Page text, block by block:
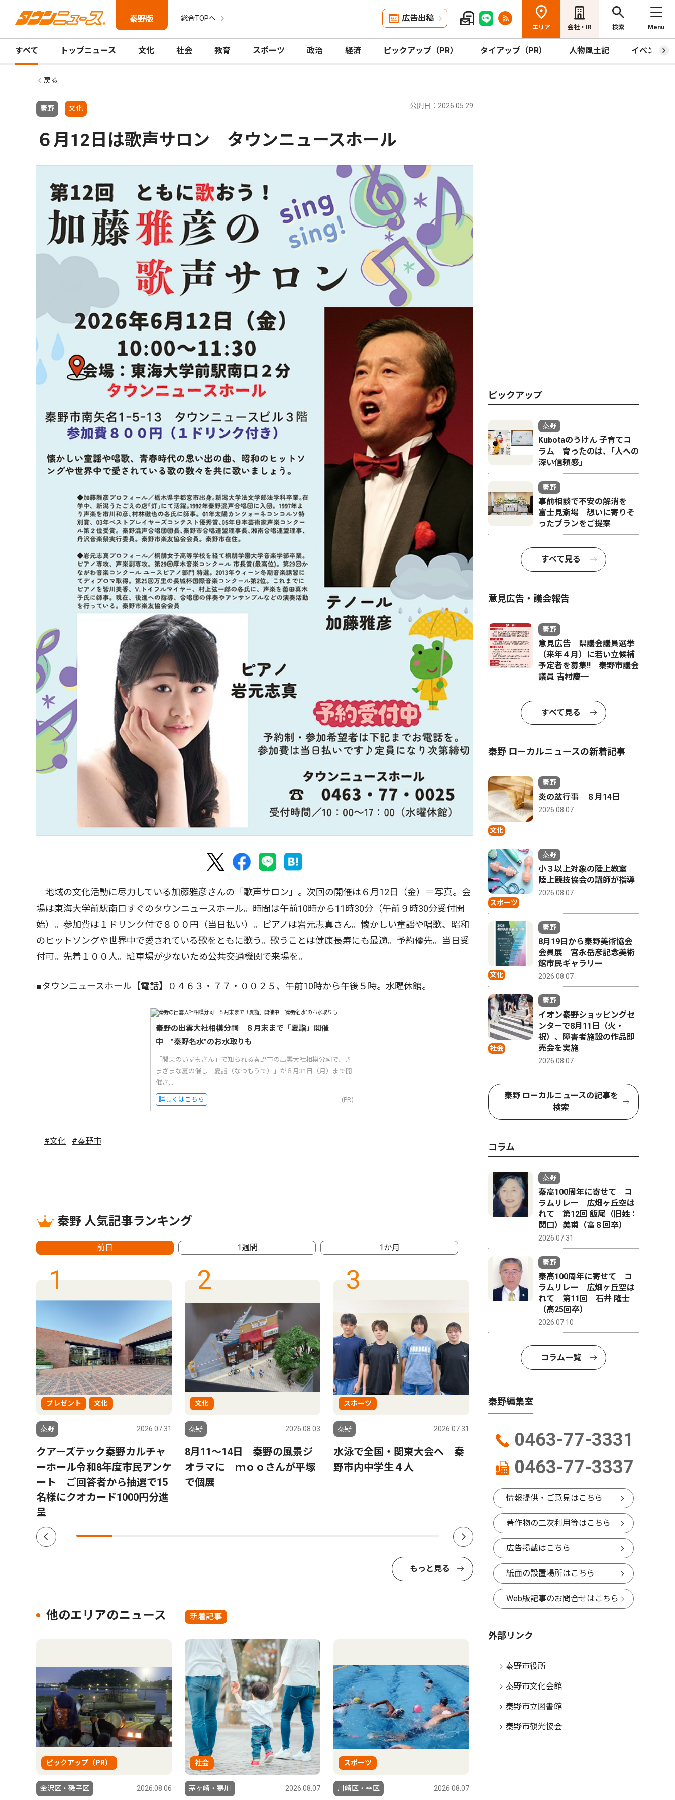
秦野版 総合TOPへ 広告出稿
エリア 会社・IR 検索 Menu
すべて トップニュース 文化 社会 教育 スポーツ 政治 経済 ピックアップ（PR） タイアップ（PR） 人物風土記 イベント
戻る
秦野 文化 公開日：2026.05.29
６月12日は歌声サロン タウンニュースホール
地域の文化活動に尽力している加藤雅彦さんの「歌声サロン」。次回の開催は６月12日（金）＝写真。会
場は東海大学前駅南口すぐのタウンニュースホール。時間は午前10時から11時30分（午前９時30分受付開
始）。参加費は１ドリンク付で８００円（当日払い）。ピアノは岩元志真さん。懐かしい童謡や唱歌、昭和
のヒットソングや世界中で愛されている歌をともに歌う。歌うことは健康長寿にも最適。予約優先。当日受
付可。先着１００人。駐車場が少ないため公共交通機関で来場を。
■タウンニュースホール【電話】０４６３・７７・００２５、午前10時から午後５時。水曜休館。
秦野の出雲大社相模分祠 ８月末まで「夏詣」開催
中 ”秦野名水”のお水取りも
「関東のいずもさん」で知られる秦野市の出雲大社相模分祠で、さ
まざまな夏の催し「夏詣（なつもうで）」が８月31日（月）まで開
催さ...
詳しくはこちら (PR)
#文化 #秦野市
秦野 人気記事ランキング
前日 1週間 1か月
1
プレゼント 文化
秦野 2026.07.31
クアーズテック秦野カルチャ
ーホール令和8年度市民アンケ
ート ご回答者から抽選で15
名様にクオカード1000円分進
呈
2
文化
秦野 2026.08.03
8月11〜14日 秦野の風景ジ
オラマに ｍｏｏさんが平塚
で個展
3
スポーツ
秦野 2026.07.31
水泳で全国・関東大会へ 秦
野市内中学生４人
4
スポーツ
かしん旗争奪野球大会
さんが、
ク「The
もっと見る
他のエリアのニュース 新着記事
ピックアップ（PR）
金沢区・磯子区 2026.08.06
社会
茅ヶ崎・寒川 2026.08.07
スポーツ
川崎区・幸区 2026.08.07
ピックアップ
秦野
Kubotaのうけん 子育てコ
ラム 育ったのは、｢人への
深い信頼感｣
秦野
事前相談で不安の解消を
富士見斎場 想いに寄りそ
ったプランをご提案
すべて見る
意見広告・議会報告
秦野
意見広告 県議会議員選挙
（来年４月）に若い立候補
予定者を募集‼ 秦野市議会
議員 吉村慶一
すべて見る
秦野 ローカルニュースの新着記事
文化
秦野
炎の盆行事 ８月14日
2026.08.07
スポーツ
秦野
小３以上対象の陸上教室
陸上競技協会の講師が指導
2026.08.07
文化
秦野
8月19日から秦野美術協会
会員展 宮永岳彦記念美術
館市民ギャラリー
2026.08.07
社会
秦野
イオン秦野ショッピングセ
ンターで8月11日（火・
祝）、障害者施設の作品即
売会を実施
2026.08.07
秦野 ローカルニュースの記事を
検索
コラム
秦野
秦高100周年に寄せて コ
ラムリレー 広畑ヶ丘空は
れて 第12回 飯尾（旧姓：
関口）美甫（高８回卒）
2026.07.31
秦野
秦高100周年に寄せて コ
ラムリレー 広畑ヶ丘空は
れて 第11回 石井 隆士
（高25回卒）
2026.07.10
コラム一覧
秦野編集室
0463-77-3331
0463-77-3337
情報提供・ご意見はこちら
著作物の二次利用等はこちら
広告掲載はこちら
紙面の設置場所はこちら
Web版記事のお問合せはこちら
外部リンク
秦野市役所
秦野市文化会館
秦野市立図書館
秦野市観光協会